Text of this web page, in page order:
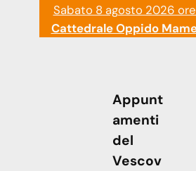
Sabato 8 agosto 2026
Cattedrale Oppido
Appunt
amenti
del
Vescov